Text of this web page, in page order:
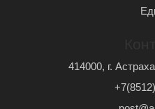
414000, г.